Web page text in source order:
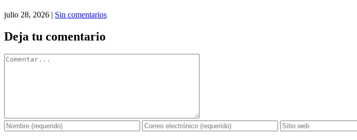
julio 28, 2026 | Sin comentarios
Deja tu comentario
Comentar